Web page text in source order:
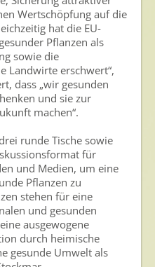
Wertschöpfung auf die
hat die EU-
Pflanzen als
sowie die
Landwirte erschwert“,
dass „wir gesunden
und sie zur
machen“.
runde Tische sowie
für
und Medien, um eine
Pflanzen zu
stehen für eine
und gesunden
ausgewogene
durch heimische
gesunde Umwelt als